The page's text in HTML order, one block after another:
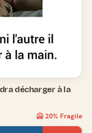
décharger à la
🥶 20% Fragile